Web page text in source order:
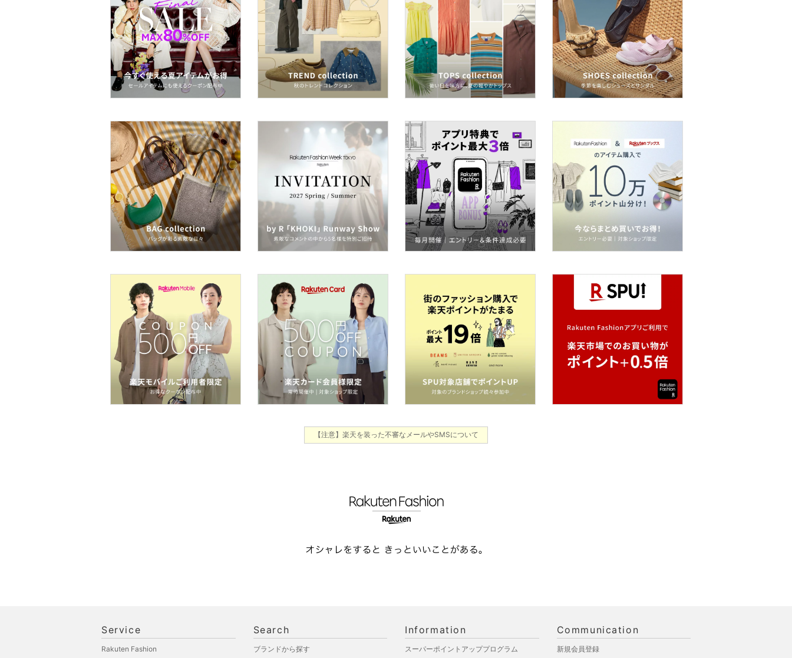
水着・スイムグッズ
着物・浴衣・和装小物
スキンケア
ベースメイク
ネイル
ボディケア・オーラルケ
ア
ヘアケア
フレグランス
コフレ・キット・セット
食器・調理器具・キッチ
ン用品
インテリア・生活雑貨
スマホグッズ・オーディ
オ機器
【注意】楽天を装った不審なメールやSMSについて
Service
Rakuten Fashion
Search
ブランドから探す
Information
スーパーポイントアッププログラム
Communication
新規会員登録